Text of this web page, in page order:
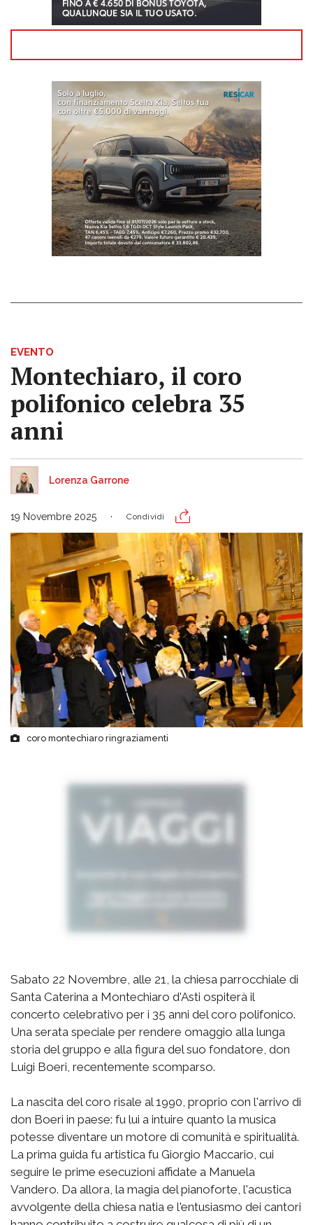
EVENTO
Montechiaro, il coro
polifonico celebra 35
anni
Lorenza Garrone
19 Novembre 2025 Condividi
coro montechiaro ringraziamenti
Sabato 22 Novembre, alle 21, la chiesa parrocchiale di
Santa Caterina a Montechiaro d'Asti ospiterà il
concerto celebrativo per i 35 anni del coro polifonico.
Una serata speciale per rendere omaggio alla lunga
storia del gruppo e alla figura del suo fondatore, don
Luigi Boeri, recentemente scomparso.
La nascita del coro risale al 1990, proprio con l'arrivo di
don Boeri in paese: fu lui a intuire quanto la musica
potesse diventare un motore di comunità e spiritualità.
La prima guida fu artistica fu Giorgio Maccario, cui
seguire le prime esecuzioni affidate a Manuela
Vandero. Da allora, la magia del pianoforte, l'acustica
avvolgente della chiesa natia e l'entusiasmo dei cantori